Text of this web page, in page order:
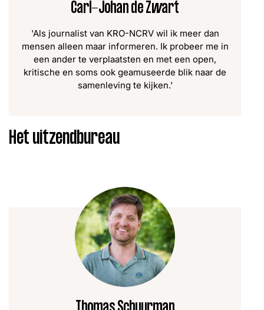
Carl-Johan de Zwart
'Als journalist van KRO-NCRV wil ik meer dan
mensen alleen maar informeren. Ik probeer me in
een ander te verplaatsten en met een open,
kritische en soms ook geamuseerde blik naar de
samenleving te kijken.'
Het uitzendbureau